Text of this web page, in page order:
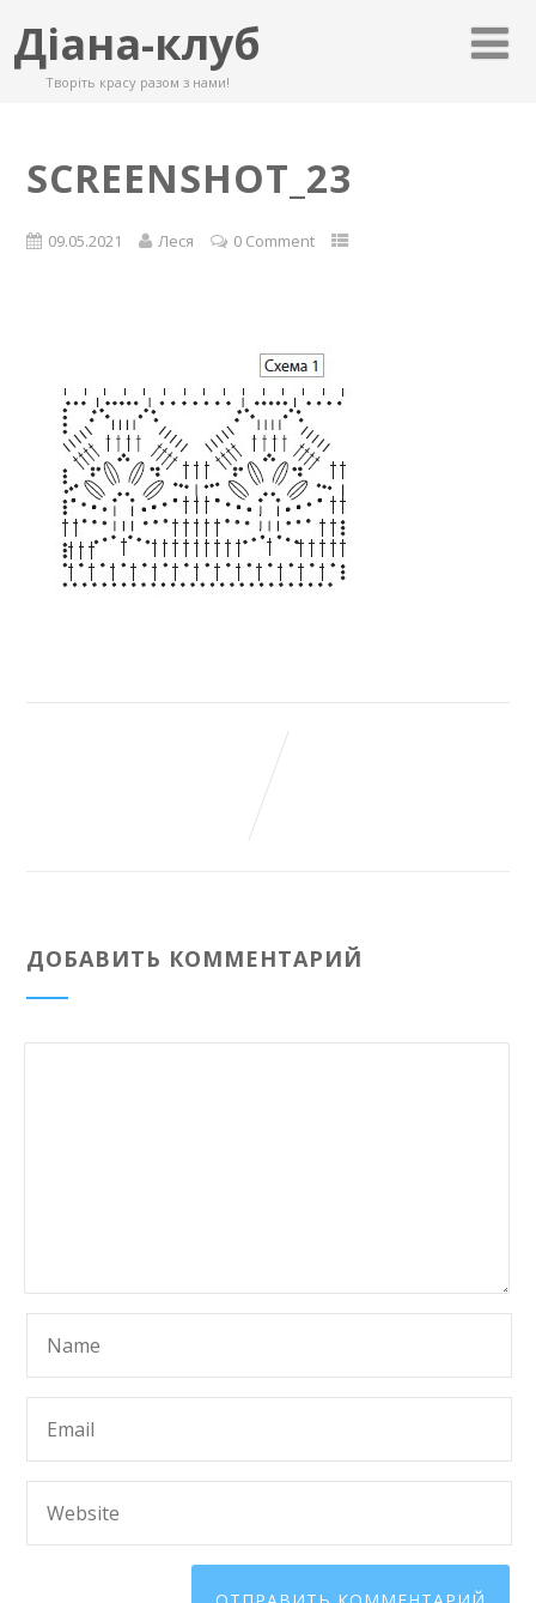
Діана-клуб
Творіть красу разом з нами!
SCREENSHOT_23
09.05.2021 Леся 0 Comment
ДОБАВИТЬ КОММЕНТАРИЙ